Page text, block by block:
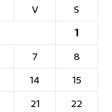
V
S
1
7
8
14
15
21
22